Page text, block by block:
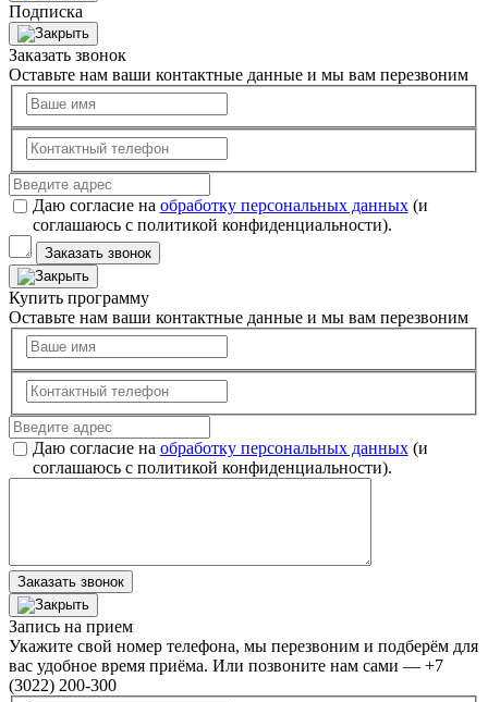
Подписка
Заказать звонок
Оставьте нам ваши контактные данные и мы вам перезвоним
Даю согласие на обработку персональных данных(и
соглашаюсь с политикой конфиденциальности).
Заказать звонок
Купить программу
Оставьте нам ваши контактные данные и мы вам перезвоним
Даю согласие на обработку персональных данных(и
соглашаюсь с политикой конфиденциальности).
Заказать звонок
Запись на прием
Укажите свой номер телефона, мы перезвоним и подберём для
вас удобное время приёма. Или позвоните нам сами — +7
(3022) 200-300